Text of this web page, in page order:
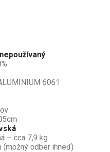
6061
– cca 7,9 kg
(možný odber ihneď)